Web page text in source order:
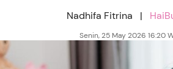
Nadhifa Fitrina |
Senin, 25 May 2026 16:20